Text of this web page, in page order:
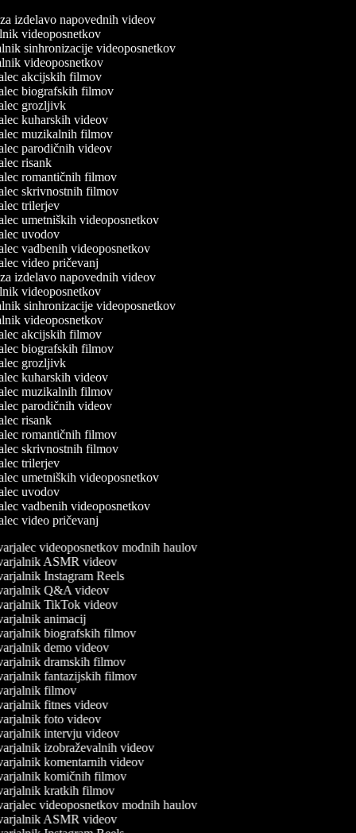
za izdelavo napovednih videov
videoposnetkov
sinhronizacije videoposnetkov
videoposnetkov
akcijskih filmov
biografskih filmov
grozljivk
kuharskih videov
muzikalnih filmov
parodičnih videov
risank
romantičnih filmov
skrivnostnih filmov
trilerjev
umetniških videoposnetkov
uvodov
vadbenih videoposnetkov
video pričevanj
za izdelavo napovednih videov
videoposnetkov
sinhronizacije videoposnetkov
videoposnetkov
akcijskih filmov
biografskih filmov
grozljivk
kuharskih videov
muzikalnih filmov
parodičnih videov
risank
romantičnih filmov
skrivnostnih filmov
trilerjev
umetniških videoposnetkov
uvodov
vadbenih videoposnetkov
video pričevanj
videoposnetkov modnih haulov
ASMR videov
Instagram Reels
Q&A videov
TikTok videov
animacij
biografskih filmov
demo videov
dramskih filmov
fantazijskih filmov
filmov
fitnes videov
foto videov
intervju videov
izobraževalnih videov
komentarnih videov
komičnih filmov
kratkih filmov
videoposnetkov modnih haulov
ASMR videov